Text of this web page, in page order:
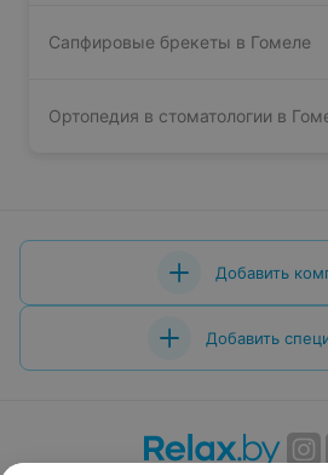
Сапфировые брекеты в Гомеле
Ортопедия в стоматологии в
Добавить
Добавить